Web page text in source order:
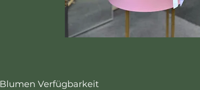
Blumen Verfügbarkeit